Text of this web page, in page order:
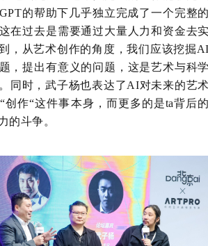
的帮助下几乎独立完成了一个完整
在过去是需要通过大量人力和资金去
，从艺术创作的角度，我们应该挖掘
，提出有意义的问题，这是艺术与科
同时，武子杨也表达了AI对未来的艺
创作“这件事本身，而更多的是ta背后
的斗争。